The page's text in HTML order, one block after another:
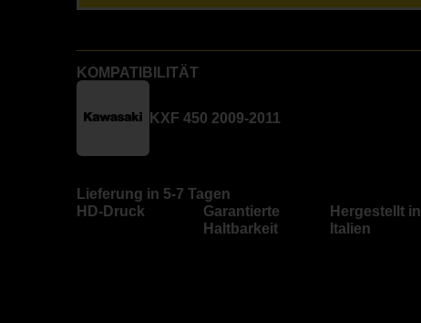
KOMPATIBILITÄT
KXF 450 2009-2011
Lieferung in 5-7 Tagen
HD-Druck
Garantierte
Haltbarkeit
Hergestellt in
Italien